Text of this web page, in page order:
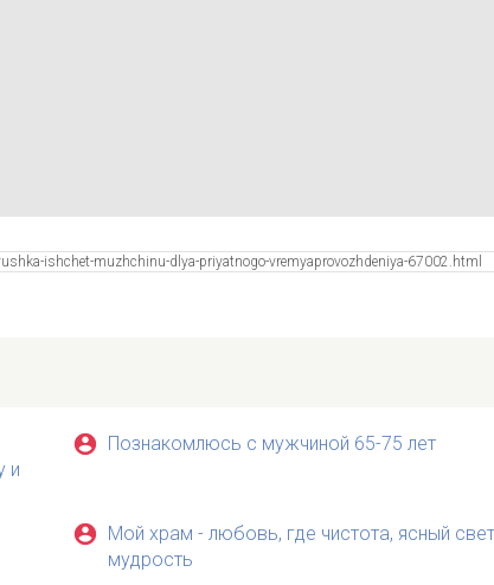
и
Познакомлюсь с мужчиной 65-75 лет
Мой храм - любовь, где чистота, ясный
мудрость